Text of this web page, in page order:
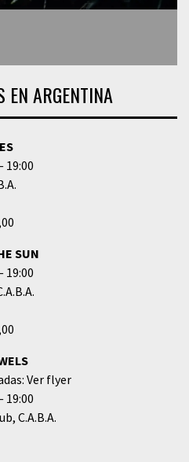
EN ARGENTINA
19:00
SUN
19:00
Ver flyer
19:00
C.A.B.A.